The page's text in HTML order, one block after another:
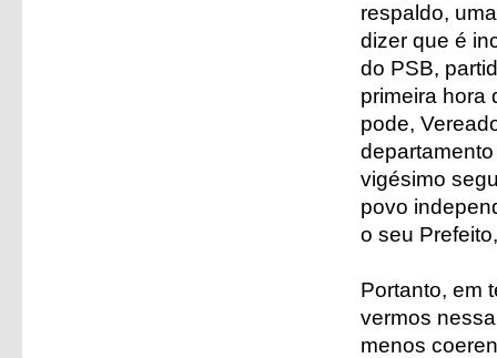
respaldo,
dizer que é
do PSB,
primeira hora
pode,
vigésimo
povo
o seu
Portanto, em
vermos
menos